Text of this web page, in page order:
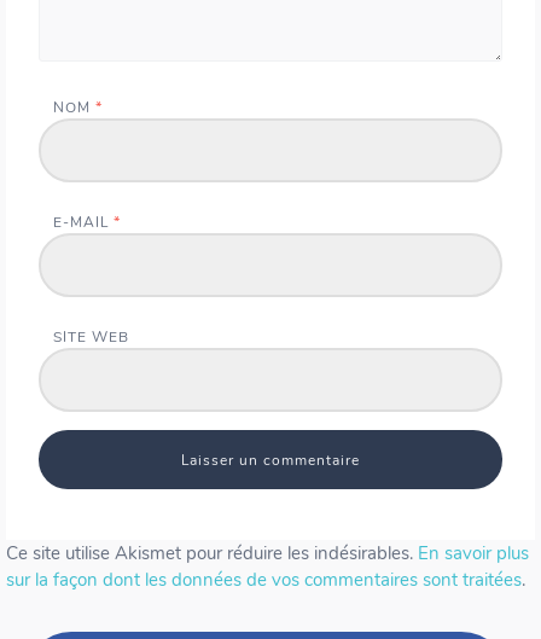
NOM *
E-MAIL *
SITE WEB
Ce site utilise Akismet pour réduire les indésirables. En savoir plus
sur la façon dont les données de vos commentaires sont traitées.